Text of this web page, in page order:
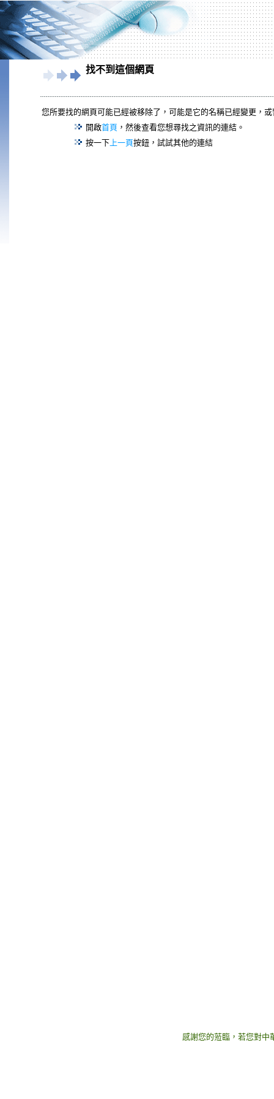
找不到這個網頁
您所要找的網頁可能已經被移除了，可能是它的名稱已經變更，
開啟首頁 ，然後查看您想尋找之資訊的連結。
按一下上一頁按鈕，試試其他的連結
感謝您的蒞臨，若您對中